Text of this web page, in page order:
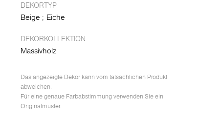
DEKORTYP
Beige Eiche
DEKORKOLLEKTION
Massivholz
Das angezeigte Dekor kann vom tatsächlichen Produkt
abweichen.
Für eine genaue Farbabstimmung verwenden Sie ein
Originalmuster.